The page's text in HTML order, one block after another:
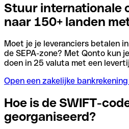
Stuur internationale
naar 150+ landen
Moet je je leveranciers betalen
de SEPA-zone? Met Qonto kun
doen in 25 valuta met een
Open een zakelijke
Hoe is de SWIFT-
georganiseerd?